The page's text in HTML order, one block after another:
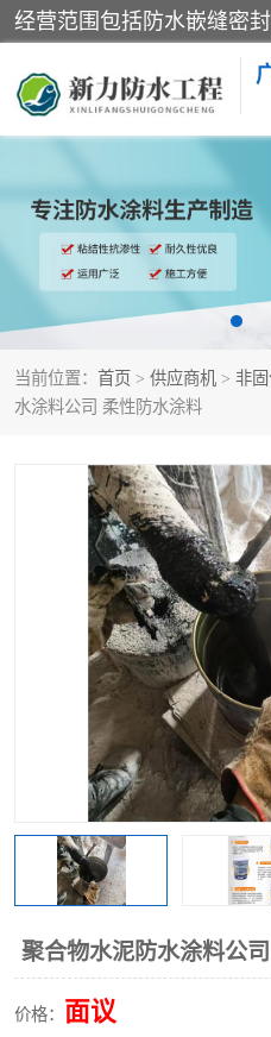
当前位置： 首页 > 供应商机 > 非
水涂料公司 柔性防水涂料
聚合物水泥防水涂料公
价格： 面议
黑豹防水胶
乳化沥青防水涂料
非固化橡胶防水涂料